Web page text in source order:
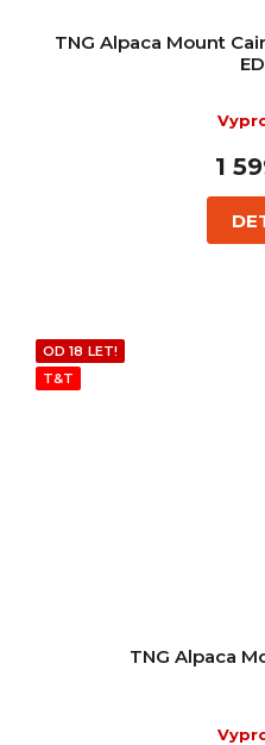
TNG Alpaca Mount
1
OD 18 LET!
T&T
TNG Alpaca